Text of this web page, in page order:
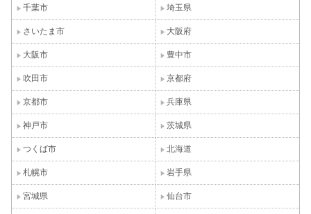
千葉市 埼玉県
さいたま市 大阪府
大阪市 豊中市
吹田市 京都府
京都市 兵庫県
神戸市 茨城県
つくば市 北海道
札幌市 岩手県
宮城県 仙台市